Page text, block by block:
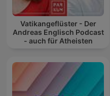
Vatikangeflüster - Der
Andreas Englisch Podcast
- auch für Atheisten